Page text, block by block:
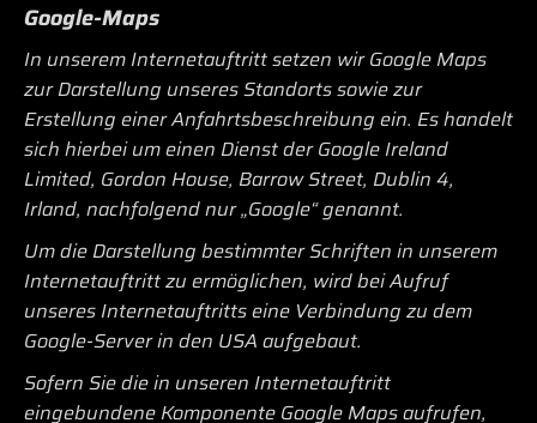
Google-Maps
In unserem Internetauftritt setzen wir Google Maps
zur Darstellung unseres Standorts sowie zur
Erstellung einer Anfahrtsbeschreibung ein. Es handelt
sich hierbei um einen Dienst der Google Ireland
Limited, Gordon House, Barrow Street, Dublin 4,
Irland, nachfolgend nur „Google“ genannt.
Um die Darstellung bestimmter Schriften in unserem
Internetauftritt zu ermöglichen, wird bei Aufruf
unseres Internetauftritts eine Verbindung zu dem
Google-Server in den USA aufgebaut.
Sofern Sie die in unseren Internetauftritt
eingebundene Komponente Google Maps aufrufen,